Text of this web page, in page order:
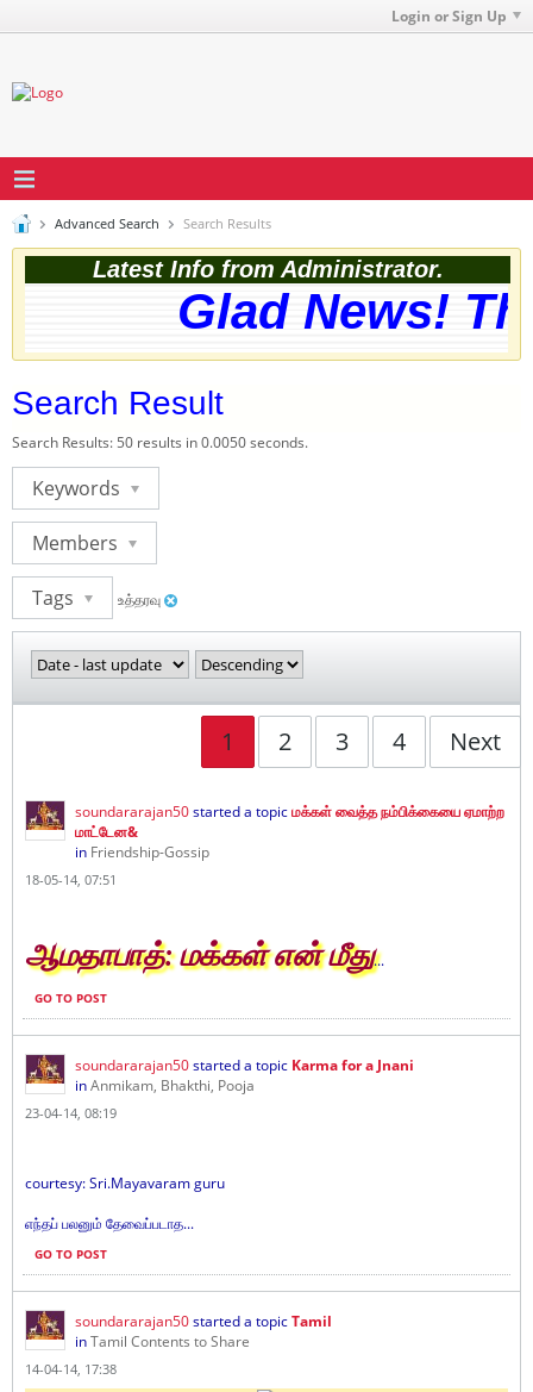
Login or Sign Up
Advanced Search Search Results
Latest Info from Administrator.
Glad News!
Search Result
Search Results: 50 results in 0.0050 seconds.
Keywords
Members
Tags உத்தரவு
1 2 3 4 Next
soundararajan50started a topicமக்கள் வைத்த நம்பிக்கையை ஏமாற்ற
மாட்டேன&
in Friendship-Gossip
18-05-14, 07:51
ஆமதாபாத்: மக்கள் என் மீது...
GO TO POST
soundararajan50started a topic Karma for a Jnani
inAnmikam, Bhakthi, Pooja
23-04-14, 08:19
courtesy: Sri.Mayavaram guru
எந்தப் பலனும் தேவைப்படாத...
GO TO POST
soundararajan50started a topicTamil
inTamil Contents to Share
14-04-14, 17:38